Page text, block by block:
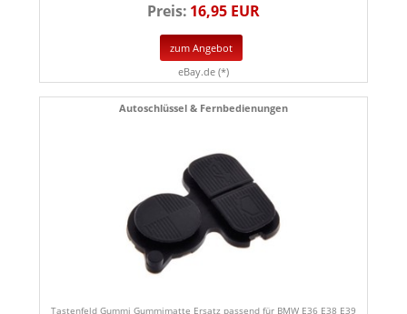
Preis: 16,95 EUR
zum Angebot
eBay.de (*)
Autoschlüssel & Fernbedienungen
Tastenfeld Gummi Gummimatte Ersatz passend für BMW E36 E38 E39